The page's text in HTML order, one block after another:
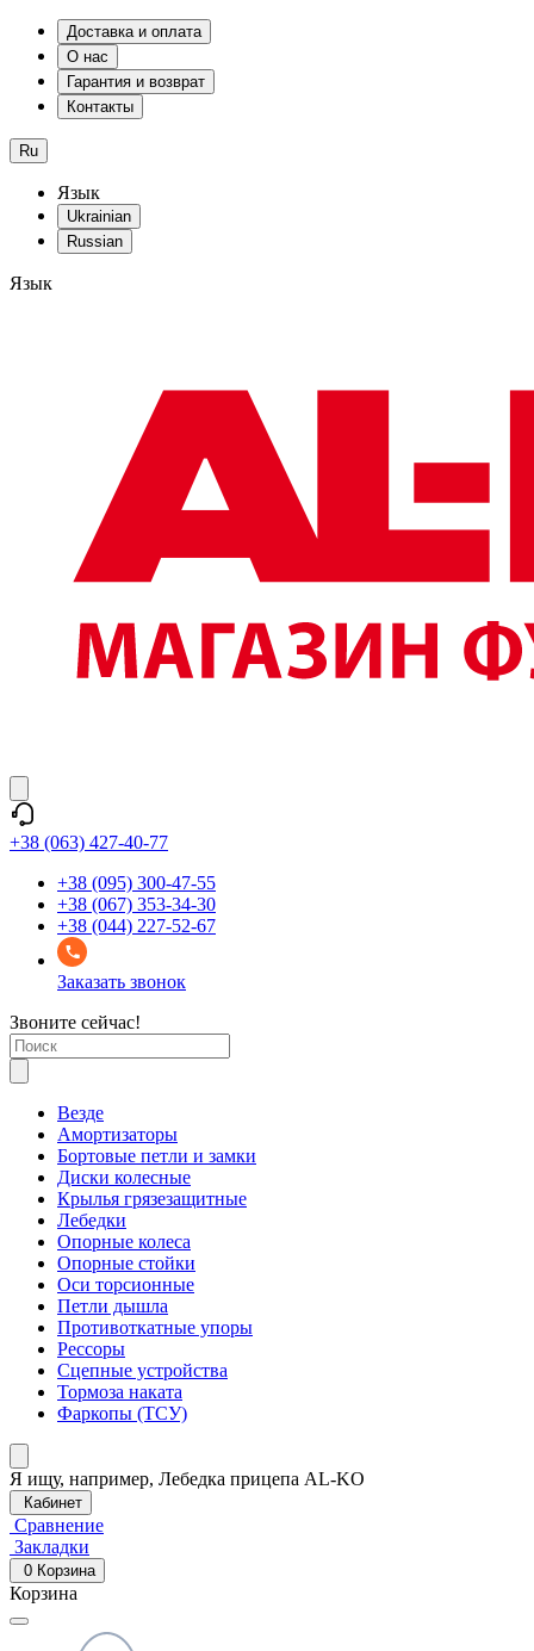
Доставка и оплата
О нас
Гарантия и возврат
Контакты
Ru
Язык
Ukrainian
Russian
Язык
+38 (063) 427-40-77
+38 (095) 300-47-55
+38 (067) 353-34-30
+38 (044) 227-52-67
Заказать звонок
Звоните сейчас!
Везде
Амортизаторы
Бортовые петли и замки
Диски колесные
Крылья грязезащитные
Лебедки
Опорные колеса
Опорные стойки
Оси торсионные
Петли дышла
Противоткатные упоры
Рессоры
Сцепные устройства
Тормоза наката
Фаркопы (ТСУ)
Я ищу, например, Лебедка прицепа AL-KO
Кабинет
Сравнение
Закладки
0 Корзина
Корзина